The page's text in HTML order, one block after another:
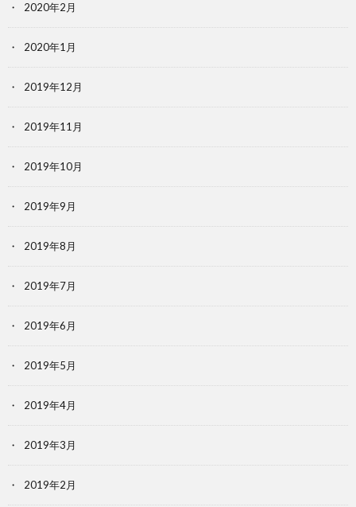
2020年2月
2020年1月
2019年12月
2019年11月
2019年10月
2019年9月
2019年8月
2019年7月
2019年6月
2019年5月
2019年4月
2019年3月
2019年2月